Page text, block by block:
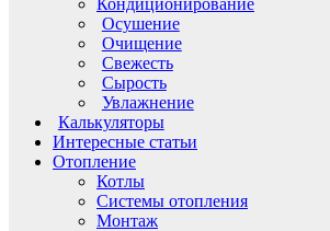
Осушение
Очищение
Свежесть
Сырость
Увлажнение
Калькуляторы
Интересные статьи
Отопление
Котлы
Системы отопления
Монтаж